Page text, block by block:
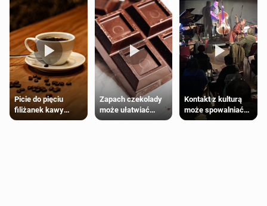
Picie do pięciu
filiżanek kawy
dziennie jest
Zapach czekolady
może ułatwiać
trening siłowy
Kontakt z kulturą
może spowalniać
starzenie